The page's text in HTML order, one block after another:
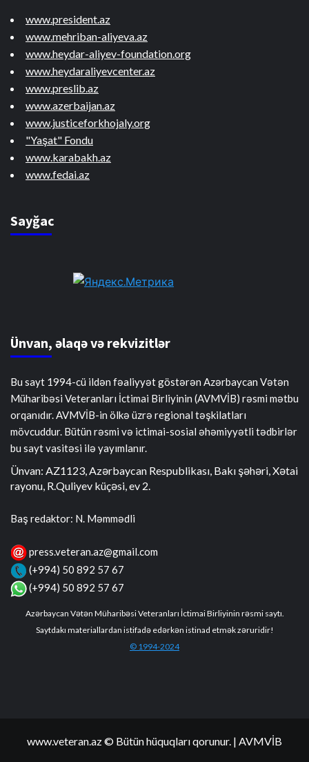
www.president.az
www.mehriban-aliyeva.az
www.heydar-aliyev-foundation.org
www.heydaraliyevcenter.az
www.preslib.az
www.azerbaijan.az
www.justiceforkhojaly.org
"Yaşat" Fondu
www.karabakh.az
www.fedai.az
Sayğac
Ünvan, əlaqə və rekvizitlər
Bu sayt 1994-cü ildən fəaliyyət göstərən Azərbaycan Vətən
Müharibəsi Veteranları İctimai Birliyinin (AVMVİB) rəsmi mətbu
orqanıdır. AVMVİB-in ölkə üzrə regional təşkilatları
mövcuddur. Bütün rəsmi və ictimai-sosial əhəmiyyətli tədbirlər
bu sayt vasitəsi ilə yayımlanır.
Ünvan: AZ1123, Azərbaycan Respublikası, Bakı şəhəri, Xətai
rayonu, R.Quliyev küçəsi, ev 2.
Baş redaktor: N. Məmmədli
press.veteran.az@gmail.com
(+994) 50 892 57 67
(+994) 50 892 57 67
Azərbaycan Vətən Müharibəsi Veteranları İctimai Birliyinin rəsmi saytı.
Saytdakı materiallardan istifadə edərkən istinad etmək zəruridir!
© 1994-2024
www.veteran.az © Bütün hüquqları qorunur. | AVMVİB